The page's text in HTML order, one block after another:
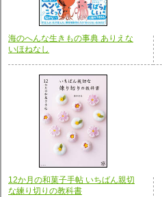
海のへんな生きもの事典 ありえな
いほねなし
12か月の和菓子手帖 いちばん親切
な練り切りの教科書